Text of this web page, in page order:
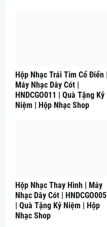
Hộp Nhạc Trái Tim Cổ Điển |
Máy Nhạc Dây Cót |
HNDCGO011 | Quà Tặng Kỷ
Niệm | Hộp Nhạc Shop
Hộp Nhạc Thay Hình | Máy
Nhạc Dây Cót | HNDCGO005
| Quà Tặng Kỷ Niệm | Hộp
Nhạc Shop